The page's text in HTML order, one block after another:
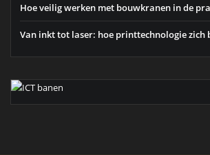
Hoe veilig werken met bouwkranen in de
Van inkt tot laser: hoe printtechnologie